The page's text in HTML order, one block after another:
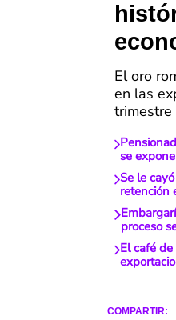
El oro
en las
se
Se le
retención
proceso
El café
COMPARTIR: